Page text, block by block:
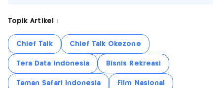
Topik Artikel :
Chief Talk Chief Talk Okezone
Tera Data Indonesia Bisnis Rekreasi
Taman Safari Indonesia Film Nasional